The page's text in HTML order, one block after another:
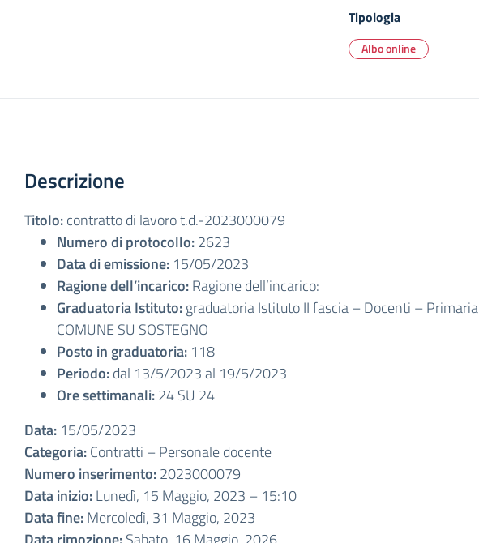
Tipologia
Albo online
Descrizione
Titolo:contratto di lavoro t.d.-2023000079
Numero di protocollo:2623
Data di emissione: 15/05/2023
Ragione dell’incarico:Ragione dell’incarico:
Graduatoria Istituto:graduatoria Istituto II fascia – Docenti – Primaria
COMUNE SU SOSTEGNO
Posto in graduatoria: 118
Periodo:dal 13/5/2023 al 19/5/2023
Ore settimanali:24 SU 24
Data: 15/05/2023
Categoria:Contratti – Personale docente
Numero inserimento:2023000079
Data inizio:Lunedì, 15 Maggio, 2023 – 15:10
Data fine:Mercoledì, 31 Maggio, 2023